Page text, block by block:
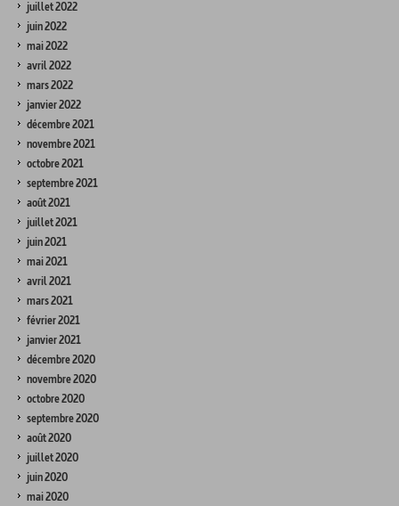
juillet 2022
juin 2022
mai 2022
avril 2022
mars 2022
janvier 2022
décembre 2021
novembre 2021
octobre 2021
septembre 2021
août 2021
juillet 2021
juin 2021
mai 2021
avril 2021
mars 2021
février 2021
janvier 2021
décembre 2020
novembre 2020
octobre 2020
septembre 2020
août 2020
juillet 2020
juin 2020
mai 2020